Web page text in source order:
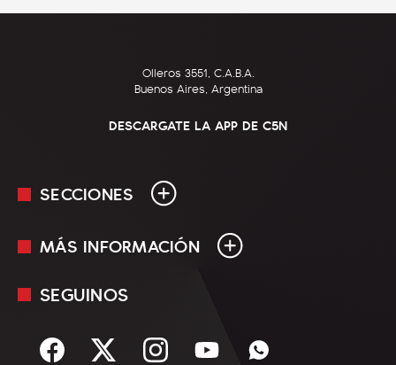
Olleros 3551, C.A.B.A.
Buenos Aires, Argentina
DESCARGATE LA APP DE C5N
SECCIONES
En Vivo
Sociedad
MÁS INFORMACIÓN
Mediakit
Términos y condiciones
SEGUINOS